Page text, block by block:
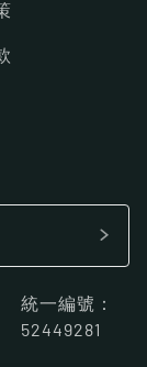
統一編號：
52449281